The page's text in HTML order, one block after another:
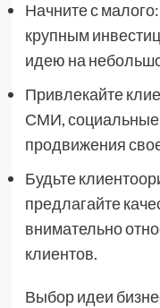
Начните с
крупным
идею на
Привлекайте
СМИ, социальные
продвижения
Будьте
предлагайте
внимательно
клиентов.
Выбор идеи